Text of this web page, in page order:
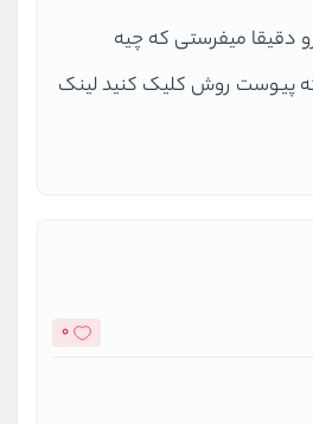
دقیقا میفرستی که چیه
پیوست روش کلیک کنید لینک
0